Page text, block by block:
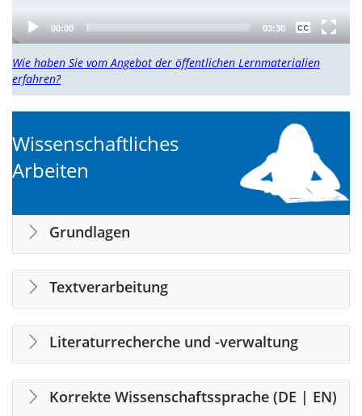
00:00 03:30
None
German
Wie haben Sie vom Angebot der öffentlichen Lernmaterialien
erfahren?
Wissenschaftliches
Arbeiten
Grundlagen
Textverarbeitung
Literaturrecherche und -verwaltung
Korrekte Wissenschaftssprache (DE | EN)